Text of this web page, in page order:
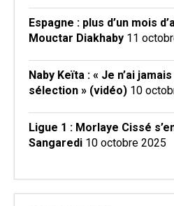
Espagne : plus d’un mois
Mouctar Diakhaby 11
Naby Keïta : « Je n’ai
sélection » (vidéo) 10
Ligue 1 : Morlaye Cissé
Sangaredi 10 octobre 2025